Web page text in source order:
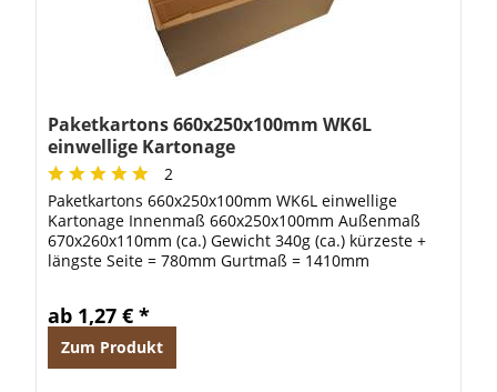
Paketkartons 660x250x100mm WK6L
einwellige Kartonage
2
Paketkartons 660x250x100mm WK6L einwellige
Kartonage Innenmaß 660x250x100mm Außenmaß
670x260x110mm (ca.) Gewicht 340g (ca.) kürzeste +
längste Seite = 780mm Gurtmaß = 1410mm
ab 1,27 € *
Zum Produkt